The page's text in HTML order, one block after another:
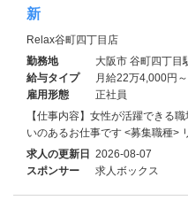
新
Relax谷町四丁目店
勤務地
大阪市 谷町四丁目
給与タイプ
月給22万4,000円
雇用形態
正社員
【仕事内容】女性が活躍できる
いのあるお仕事です <募集職種>
求人の更新日 2026-08-07
スポンサー
求人ボックス